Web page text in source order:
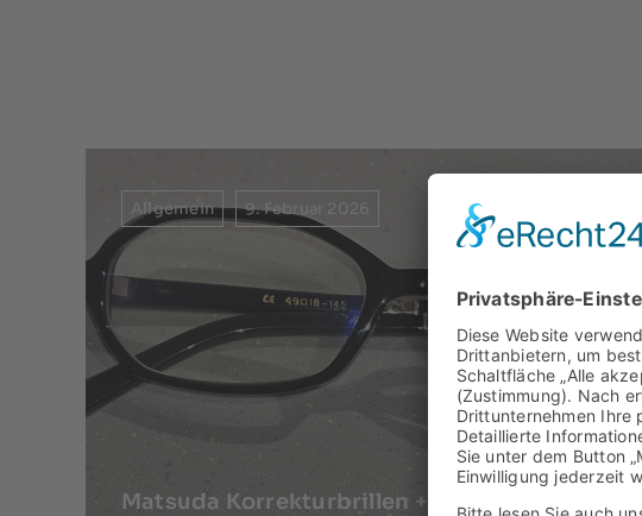
Allgemein 9. Februar 2026
Matsuda Korrekturbrillen +++ Japan Brillen +++